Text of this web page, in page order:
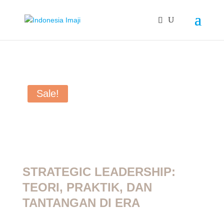
Sale!
STRATEGIC LEADERSHIP:
TEORI, PRAKTIK, DAN
TANTANGAN DI ERA